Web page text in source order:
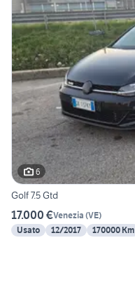
6
Golf 7.5 Gtd
17.000 €Venezia (VE)
Usato
12/2017 170000 Km